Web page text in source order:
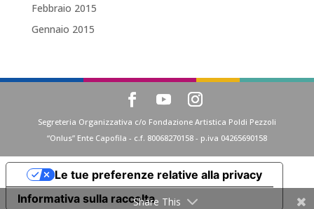
Febbraio 2015
Gennaio 2015
Segreteria Organizzativa c/o Fondazione Artistica Poldi Pezzoli
“Onlus” Ente Capofila - c.f. 80068270158 - p.iva 04265690158
Share This
Informativa sulla raccolta
Le tue preferenze relative alla privacy